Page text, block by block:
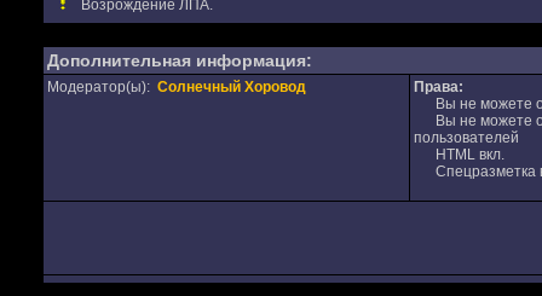
Возрождение ЛПА.
Дополнительная информация:
Модератор(ы): Солнечный Хоровод
Права:
Вы не можете
Вы не можете
пользователей
HTML вкл.
Спецразметка